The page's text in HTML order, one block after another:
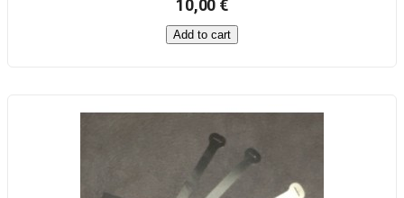
10,00 €
Add to cart